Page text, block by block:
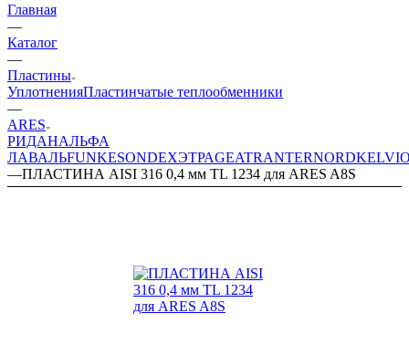
Главная
—
Каталог
—
Пластины
УплотненияПластинчатые теплообменники
—
ARES
РИДАНАЛЬФА
ЛАВАЛЬFUNKESONDEXЭТРАGEATRANTERNORD
—ПЛАСТИНА AISI 316 0,4 мм TL 1234 для ARES A8S